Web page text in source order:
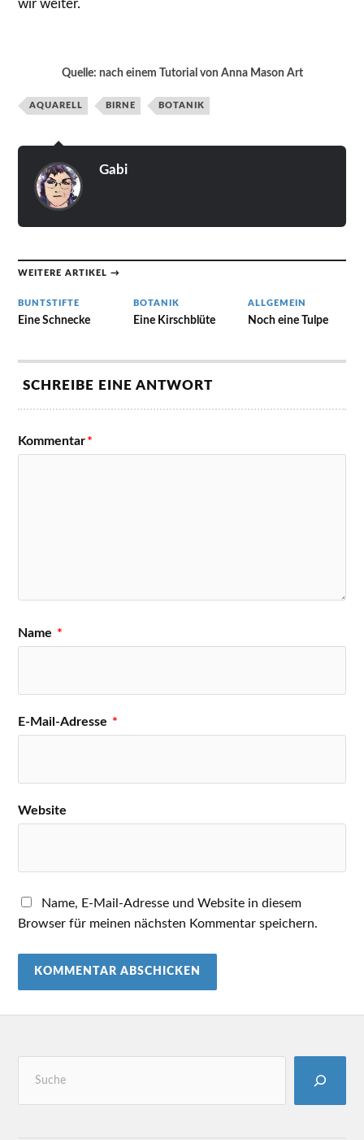
wir weiter.
Quelle: nach einem Tutorial von Anna Mason Art
AQUARELL BIRNE BOTANIK
Gabi
WEITERE ARTIKEL →
BUNTSTIFTE
Eine Schnecke
BOTANIK
Eine Kirschblüte
ALLGEMEIN
Noch eine Tulpe
SCHREIBE EINE ANTWORT
Kommentar*
Name *
E-Mail-Adresse *
Website
Name, E-Mail-Adresse und Website in diesem
Browser für meinen nächsten Kommentar speichern.